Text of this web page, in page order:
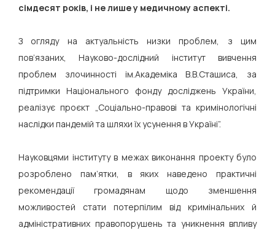
сімдесят років, і не лише у медичному аспекті.
З огляду на актуальність низки проблем, з цим
пов’язаних, Науково-дослідний інститут вивчення
проблем злочинності ім.Академіка В.В.Сташиса, за
підтримки Національного фонду досліджень України,
реалізує проєкт „Соціально-правові та кримінологічні
наслідки пандемій та шляхи їх усунення в Україні”.
Науковцями інституту в межах виконання проекту було
розроблено пам’ятки, в яких наведено практичні
рекомендації громадянам щодо зменшення
можливостей стати потерпілим від кримінальних й
адміністративних правопорушень та уникнення впливу